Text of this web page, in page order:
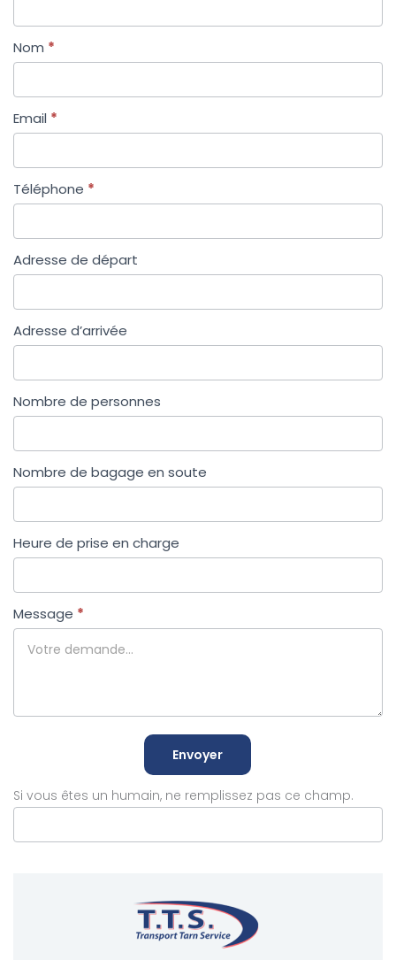
Nom *
Email *
Téléphone *
Adresse de départ
Adresse d’arrivée
Nombre de personnes
Nombre de bagage en soute
Heure de prise en charge
Message *
Envoyer
Si vous êtes un humain, ne remplissez pas ce champ.